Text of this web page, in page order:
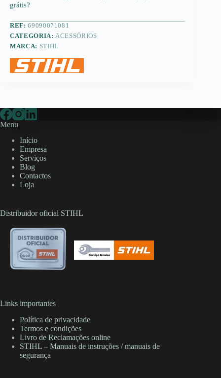
grátis?
REF:69090071081
CATEGORIA:ACESSÓRIOS
MARCA: STIHL
Menu
Início
Empresa
Serviços
Blog
Contactos
Loja
Distribuidor oficial STIHL
Links importantes
Política de privacidade
Termos e condições
Livro de Reclamações online
STIHL – Manuais de instruções / manuais de
segurança